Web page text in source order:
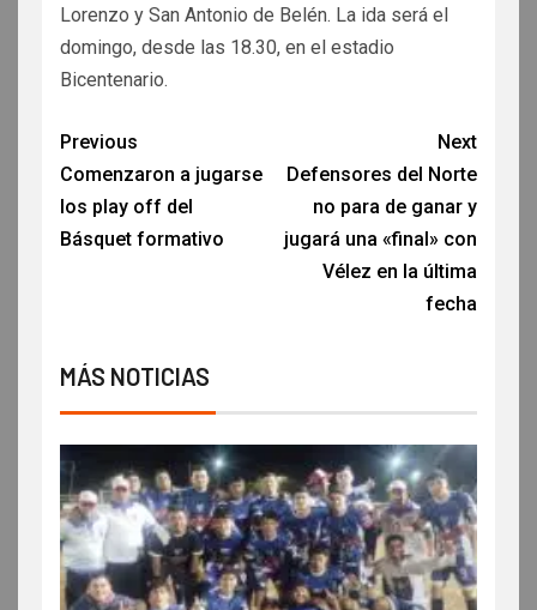
Lorenzo y San Antonio de Belén. La ida será el
domingo, desde las 18.30, en el estadio
Bicentenario.
Previous
Comenzaron a jugarse
los play off del
Básquet formativo
Next
Defensores del Norte
no para de ganar y
jugará una «final» con
Vélez en la última
fecha
MÁS NOTICIAS